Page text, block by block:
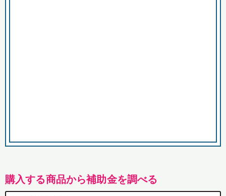
購入する商品から補助金を調べる